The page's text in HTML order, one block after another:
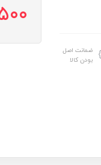
ضمانت اصل
بودن کالا